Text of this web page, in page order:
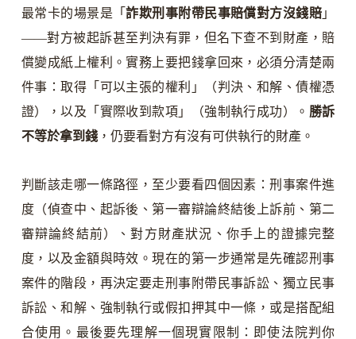
最常卡的場景是「詐欺刑事附帶民事賠償對方沒錢賠 」
——對方被起訴甚至判決有罪，但名下查不到財產，賠
償變成紙上權利。實務上要把錢拿回來，必須分清楚兩
件事：取得「可以主張的權利」（判決、和解、債權憑
證），以及「實際收到款項」（強制執行成功）。 勝訴
不等於拿到錢，仍要看對方有沒有可供執行的財產。
判斷該走哪一條路徑，至少要看四個因素：刑事案件進
度（偵查中、起訴後、第一審辯論終結後上訴前、第二
審辯論終結前）、對方財產狀況、你手上的證據完整
度，以及金額與時效。現在的第一步通常是先確認刑事
案件的階段，再決定要走刑事附帶民事訴訟、獨立民事
訴訟、和解、強制執行或假扣押其中一條，或是搭配組
合使用。最後要先理解一個現實限制：即使法院判你